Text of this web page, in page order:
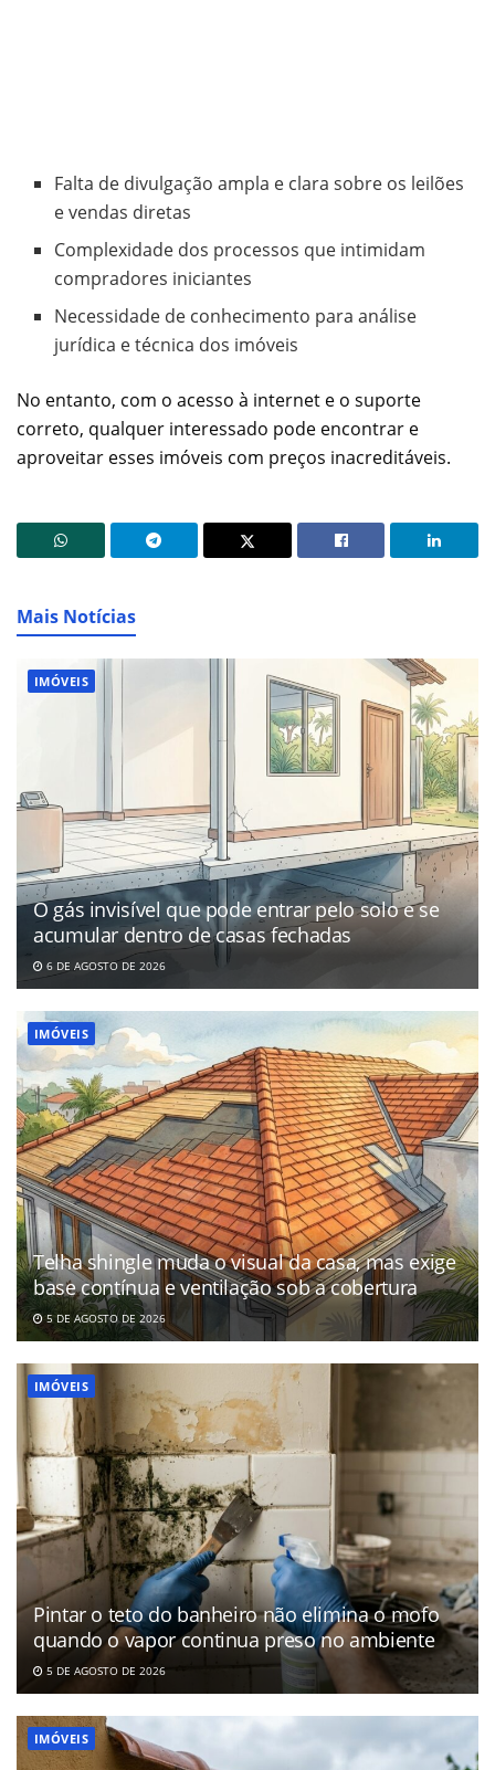
Falta de divulgação ampla e clara sobre os leilões
e vendas diretas
Complexidade dos processos que intimidam
compradores iniciantes
Necessidade de conhecimento para análise
jurídica e técnica dos imóveis
No entanto, com o acesso à internet e o suporte
correto, qualquer interessado pode encontrar e
aproveitar esses imóveis com preços inacreditáveis.
Mais Notícias
IMÓVEIS
O gás invisível que pode entrar pelo solo e se
acumular dentro de casas fechadas
6 DE AGOSTO DE 2026
IMÓVEIS
Telha shingle muda o visual da casa, mas exige
base contínua e ventilação sob a cobertura
5 DE AGOSTO DE 2026
IMÓVEIS
Pintar o teto do banheiro não elimina o mofo
quando o vapor continua preso no ambiente
5 DE AGOSTO DE 2026
IMÓVEIS